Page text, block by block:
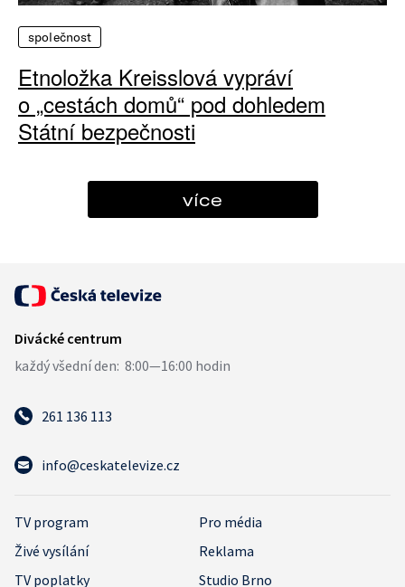
společnost
Etnoložka Kreisslová vypráví
o „cestách domů“ pod dohledem
Státní bezpečnosti
více
261 136 113
info@ceskatelevize.cz
TV program
Pro média
Živé vysílání
Reklama
TV poplatky
Studio Brno